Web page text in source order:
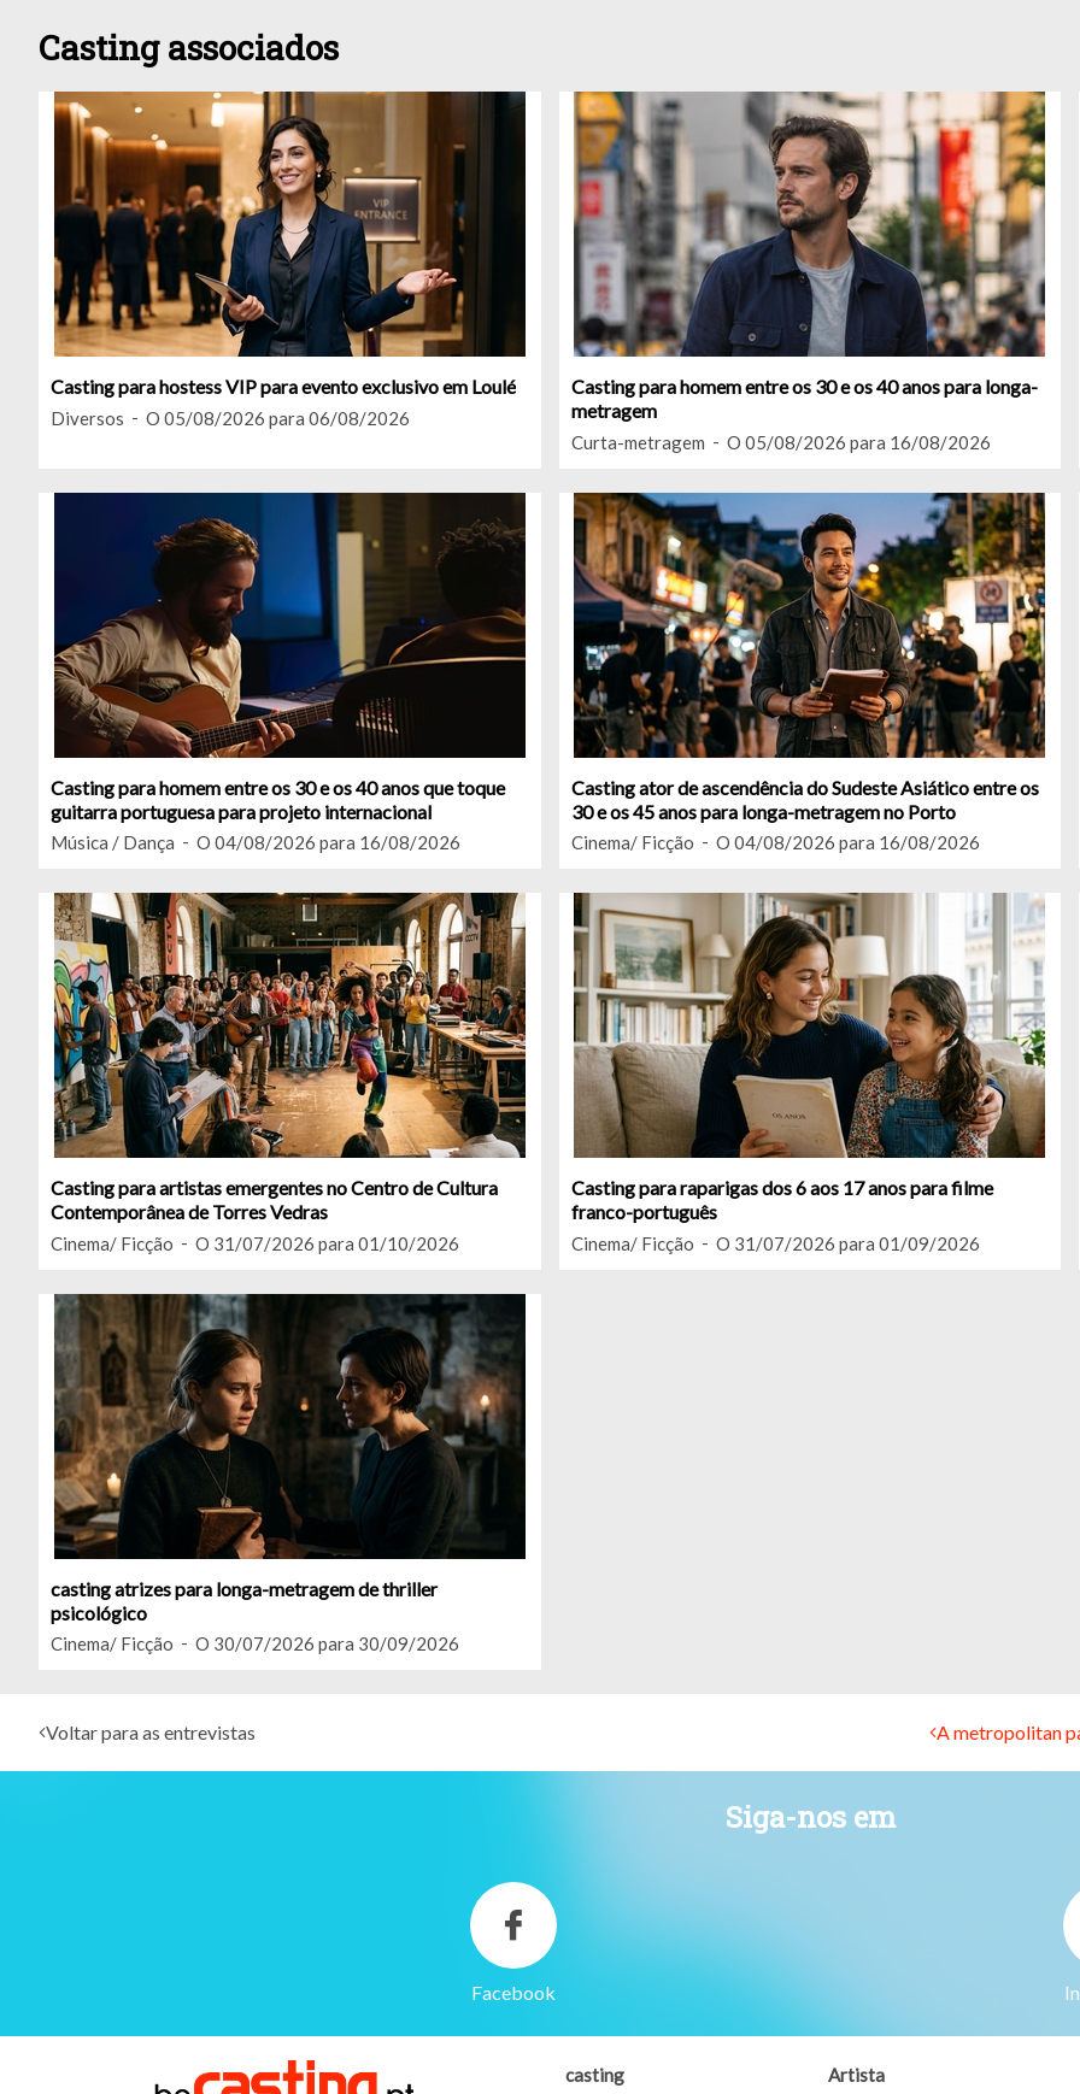
Casting associados
Casting para hostess VIP para evento exclusivo em Loulé
Diversos O 05/08/2026 para 06/08/2026
Casting para homem entre os 30 e os 40 anos para longa-
metragem
Curta-metragem O 05/08/2026 para 16/08/2026
Casting para homem entre os 30 e os 40 anos que toque
guitarra portuguesa para projeto internacional
Música / Dança O 04/08/2026 para 16/08/2026
Casting ator de ascendência do Sudeste Asiático entre os
30 e os 45 anos para longa-metragem no Porto
Cinema/ Ficção O 04/08/2026 para 16/08/2026
Casting para artistas emergentes no Centro de Cultura
Contemporânea de Torres Vedras
Cinema/ Ficção O 31/07/2026 para 01/10/2026
Casting para raparigas dos 6 aos 17 anos para filme
franco-português
Cinema/ Ficção O 31/07/2026 para 01/09/2026
casting atrizes para longa-metragem de thriller
psicológico
Cinema/ Ficção O 30/07/2026 para 30/09/2026
Voltar para as entrevistas A metropolitan
Siga-nos em
Facebook
casting
Artista
melhorar o desempenho e a segurança do site.